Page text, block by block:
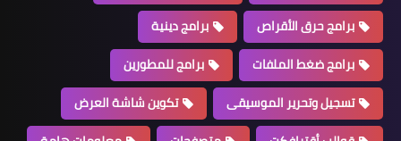
برامج حرق الأقراص
برامج دينية
برامج ضغط الملفات
برامج للمطورين
تسجيل وتحرير الموسيقى
تكوين شاشة العرض